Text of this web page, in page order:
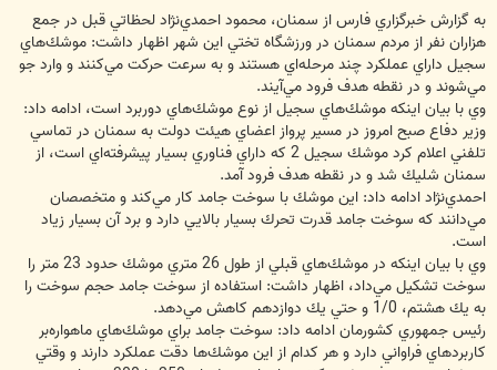
به گزارش خبرگزاري فارس از سمنان، محمود احمدي‌نژاد لحظاتي قبل در جمع
هزاران نفر از مردم سمنان در ورزشگاه تختي اين شهر اظهار داشت: موشك‌هاي
سجيل داراي عملكرد چند مرحله‌اي هستند و به سرعت حركت مي‌كنند و وارد جو
مي‌شوند و در نقطه هدف فرود مي‌آيند.
وي با بيان اينكه موشك‌هاي سجيل از نوع موشك‌هاي دوربرد است، ادامه داد:
وزير دفاع صبح امروز در مسير پرواز اعضاي هيئت دولت به سمنان در تماسي
تلفني اعلام كرد موشك سجيل 2 كه داراي فناوري بسيار پيشرفته‌اي است، از
سمنان شليك شد و در نقطه هدف فرود آمد.
احمدي‌نژاد ادامه داد: اين موشك با سوخت جامد كار مي‌كند و متخصصان
مي‌دانند كه سوخت جامد قدرت تحرك بسيار بالايي دارد و برد آن بسيار زياد
است.
وي با بيان اينكه در موشك‌هاي قبلي از طول 26 متري موشك حدود 23 متر را
سوخت تشكيل مي‌داد، اظهار داشت: استفاده از سوخت جامد حجم سوخت را
به يك هشتم، 1/0 و حتي يك دوازدهم كاهش مي‌دهد.
رئيس جمهوري كشورمان ادامه داد: سوخت جامد براي موشك‌هاي ماهواره‌بر
كاربردهاي فراواني دارد و هر كدام از اين موشك‌ها دقت عملكرد دارند و وقتي